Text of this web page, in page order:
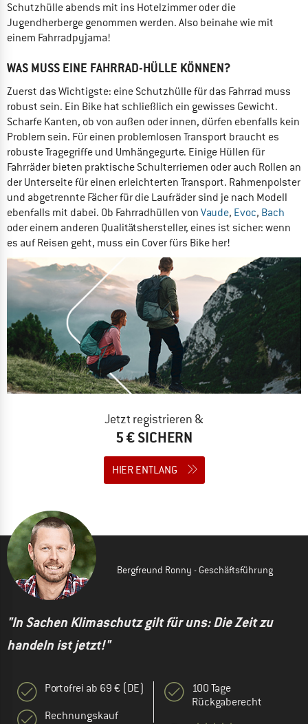
Schutzhülle abends mit ins Hotelzimmer oder die
Jugendherberge genommen werden. Also beinahe wie mit
einem Fahrradpyjama!
WAS MUSS EINE FAHRRAD-HÜLLE KÖNNEN?
Zuerst das Wichtigste: eine Schutzhülle für das Fahrrad muss
robust sein. Ein Bike hat schließlich ein gewisses Gewicht.
Scharfe Kanten, ob von außen oder innen, dürfen ebenfalls kein
Problem sein. Für einen problemlosen Transport braucht es
robuste Tragegriffe und Umhängegurte. Einige Hüllen für
Fahrräder bieten praktische Schulterriemen oder auch Rollen an
der Unterseite für einen erleichterten Transport. Rahmenpolster
und abgetrennte Fächer für die Laufräder sind je nach Modell
ebenfalls mit dabei. Ob Fahrradhüllen von Vaude, Evoc, Bach
oder einem anderen Qualitätshersteller, eines ist sicher: wenn
es auf Reisen geht, muss ein Cover fürs Bike her!
Jetzt registrieren &
5 € SICHERN
HIER ENTLANG
Bergfreund Ronny - Geschäftsführung
"In Sachen Klimaschutz gilt für uns: Die Zeit zu
handeln ist jetzt!"
Portofrei ab 69 € (DE)
Rechnungskauf
100 Tage
Rückgaberecht